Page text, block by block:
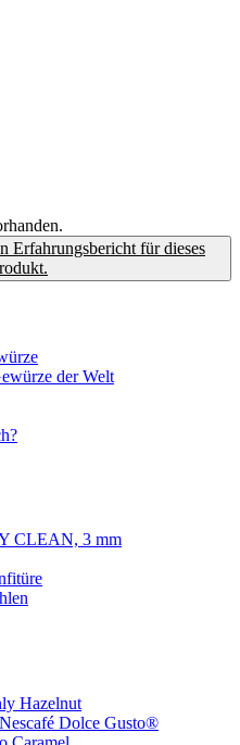
Erfahrungsbericht für dieses
der Welt
CLEAN, 3 mm
Hazelnut
Dolce Gusto®